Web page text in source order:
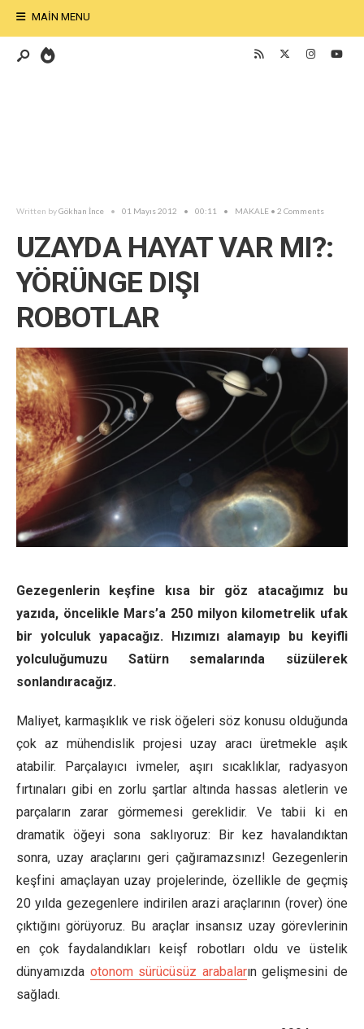
MAIN MENU
Written byGökhan İnce • 01 Mayıs 2012 • 00:11 • MAKALE • 2 Comments
UZAYDA HAYAT VAR MI?:
YÖRÜNGE DIŞI
ROBOTLAR
Gezegenlerin keşfine kısa bir göz atacağımız bu
yazıda, öncelikle Mars’a 250 milyon kilometrelik ufak
bir yolculuk yapacağız. Hızımızı alamayıp bu keyifli
yolculuğumuzu Satürn semalarında süzülerek
sonlandıracağız.
Maliyet, karmaşıklık ve risk öğeleri söz konusu olduğunda
çok az mühendislik projesi uzay aracı üretmekle aşık
atabilir. Parçalayıcı ivmeler, aşırı sıcaklıklar, radyasyon
fırtınaları gibi en zorlu şartlar altında hassas aletlerin ve
parçaların zarar görmemesi gereklidir. Ve tabii ki en
dramatik öğeyi sona saklıyoruz: Bir kez havalandıktan
sonra, uzay araçlarını geri çağıramazsınız! Gezegenlerin
keşfini amaçlayan uzay projelerinde, özellikle de geçmiş
20 yılda gezegenlere indirilen arazi araçlarının (rover) öne
çıktığını görüyoruz. Bu araçlar insansız uzay görevlerinin
en çok faydalandıkları keişf robotları oldu ve üstelik
dünyamızda otonom sürücüsüz arabaların gelişmesini de
sağladı.